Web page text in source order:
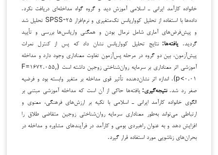
خانواده کارآمد ایرانی ـ اسلامی آموزش دید و گروه گواه مداخله‌ای دریافت نکرد.
داده‌ها با استفاده از تحلیل کوواریانس تک‌متغیری و نرم‌افزار SPSS-۲۵ تحلیل شد
و پیش‌فرض‌های آماری شامل نرمال بودن و همگنی واریانس‌ها بررسی و تأیید
گردید. یافته‌ها:نتایج تحلیل کوواریانس نشان داد که پس از کنترل نمرات
پیش‌آزمون، بین دو گروه در مرحله پس‌آزمون تفاوت معناداری وجود دارد و مداخله
آموزشی اثر معناداری بر سرمایه روان‌شناختی زوجین داشته است (F=۱۶۷۲.۰۵۵,
p<۰.۰۱). اندازه اثر نشان‌دهنده تأثیر قوی مداخله بر متغیر وابسته بود و فرضیه
صفر رد شد.نتیجه‌گیری: یافته‌ها حاکی از آن است که مداخله آموزشی مبتنی بر
الگوی خانواده کارآمد ایرانی ـ اسلامی با تکیه بر ارزش‌های فرهنگی، معنوی و
ارتباطی می‌تواند به‌طور معناداری سرمایه روان‌شناختی زوجین متقاضی طلاق را
افزایش دهد و به عنوان راهبردی بومی و کارآمد در فرآیندهای مشاوره و مداخله در
بحران‌های زناشویی مورد استفاده قرار گیرد.